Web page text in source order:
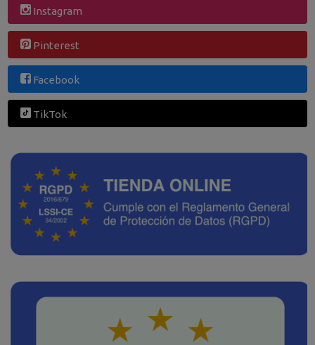
Instagram
Pinterest
Facebook
TikTok